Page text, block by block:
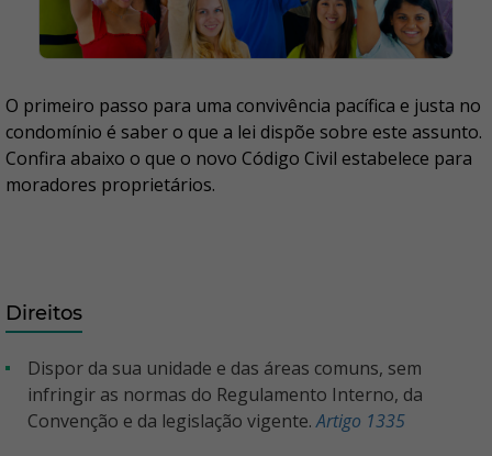
O primeiro passo para uma convivência pacífica e justa no
condomínio é saber o que a lei dispõe sobre este assunto.
Confira abaixo o que o novo Código Civil estabelece para
moradores proprietários.
Direitos
Dispor da sua unidade e das áreas comuns, sem
infringir as normas do Regulamento Interno, da
Convenção e da legislação vigente.Artigo 1335